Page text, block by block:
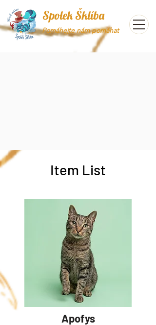
Spolek Šklíba
Pomáhejte nám pomáhat
Item List
Apofys